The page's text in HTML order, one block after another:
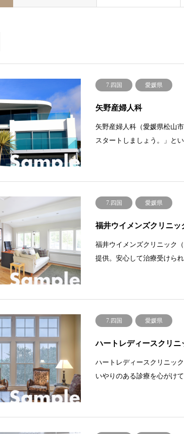
7.四国 愛媛県
矢野産婦人科
矢野産婦人科（愛媛県松山
スタートしましょう。」と
7.四国 愛媛県
福井ウイメンズクリニッ
福井ウイメンズクリニック
提供。安心して治療受けら
7.四国 愛媛県
ハートレディースクリニ
ハートレディースクリニッ
いやりのある診療を心がけ